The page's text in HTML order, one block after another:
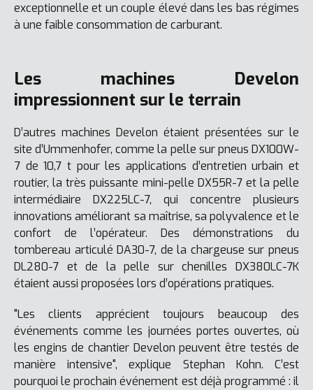
exceptionnelle et un couple élevé dans les bas régimes
à une faible consommation de carburant.
Les machines Develon
impressionnent sur le terrain
D’autres machines Develon étaient présentées sur le
site d’Ummenhofer, comme la pelle sur pneus DX100W-
7 de 10,7 t pour les applications d’entretien urbain et
routier, la très puissante mini-pelle DX55R-7 et la pelle
intermédiaire DX225LC-7, qui concentre plusieurs
innovations améliorant sa maîtrise, sa polyvalence et le
confort de l’opérateur. Des démonstrations du
tombereau articulé DA30-7, de la chargeuse sur pneus
DL280-7 et de la pelle sur chenilles DX380LC-7K
étaient aussi proposées lors d’opérations pratiques.
"Les clients apprécient toujours beaucoup des
événements comme les journées portes ouvertes, où
les engins de chantier Develon peuvent être testés de
manière intensive", explique Stephan Kohn. C’est
pourquoi le prochain événement est déjà programmé : il